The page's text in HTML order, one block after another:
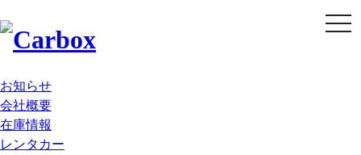
お知らせ
会社概要
在庫情報
レンタカー
t
o